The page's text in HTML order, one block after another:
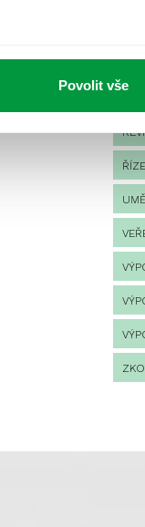
Povolit vše